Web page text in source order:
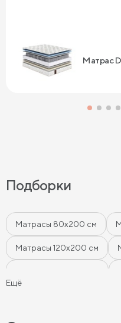
Матрас
Подборки
Матрасы 80х200 см
Матрасы 120х200 см
Ещё